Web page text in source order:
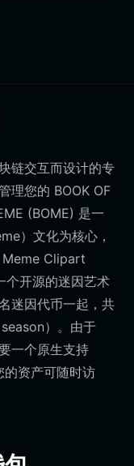
链交互而设计的专
理您的 BOOK OF
(BOME) 是一
）文化为核心，
Clipart
个开源的迷因艺术
迷因代币一起，共
）。由于
一个原生支持
资产可随时访